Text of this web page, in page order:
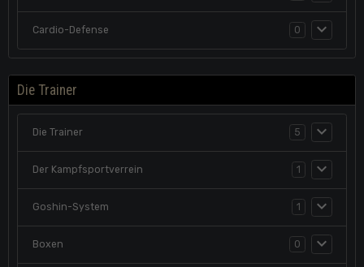
Cardio-Defense 0
Die Trainer
Die Trainer 5
Der Kampfsportverrein 1
Goshin-System 1
Boxen 0